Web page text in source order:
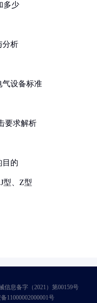
多少
分析
气设备标准
要求解析
目的
型、Z型
息备字（2021）第00159号
11000002000001号